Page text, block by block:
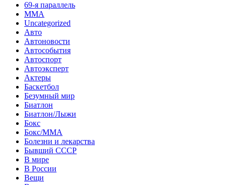
69-я параллель
MMA
Uncategorized
Авто
Автоновости
Автособытия
Автоспорт
Автоэксперт
Актеры
Баскетбол
Безумный мир
Биатлон
Биатлон/Лыжи
Бокс
Бокс/MMA
Болезни и лекарства
Бывший СССР
В мире
В России
Вещи